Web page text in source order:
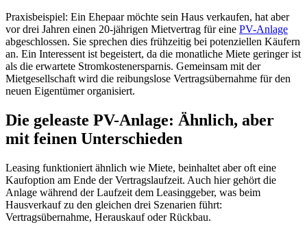
Praxisbeispiel: Ein Ehepaar möchte sein Haus verkaufen, hat aber
vor drei Jahren einen 20-jährigen Mietvertrag für eine PV-Anlage
abgeschlossen. Sie sprechen dies frühzeitig bei potenziellen Käufern
an. Ein Interessent ist begeistert, da die monatliche Miete geringer ist
als die erwartete Stromkostenersparnis. Gemeinsam mit der
Mietgesellschaft wird die reibungslose Vertragsübernahme für den
neuen Eigentümer organisiert.
Die geleaste PV-Anlage: Ähnlich, aber
mit feinen Unterschieden
Leasing funktioniert ähnlich wie Miete, beinhaltet aber oft eine
Kaufoption am Ende der Vertragslaufzeit. Auch hier gehört die
Anlage während der Laufzeit dem Leasinggeber, was beim
Hausverkauf zu den gleichen drei Szenarien führt:
Vertragsübernahme, Herauskauf oder Rückbau.